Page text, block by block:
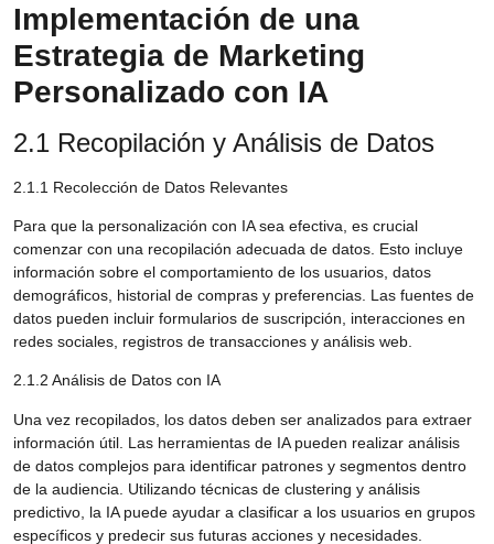
Implementación de una
Estrategia de Marketing
Personalizado con IA
2.1 Recopilación y Análisis de Datos
2.1.1 Recolección de Datos Relevantes
Para que la personalización con IA sea efectiva, es crucial
comenzar con una recopilación adecuada de datos. Esto incluye
información sobre el comportamiento de los usuarios, datos
demográficos, historial de compras y preferencias. Las fuentes de
datos pueden incluir formularios de suscripción, interacciones en
redes sociales, registros de transacciones y análisis web.
2.1.2 Análisis de Datos con IA
Una vez recopilados, los datos deben ser analizados para extraer
información útil. Las herramientas de IA pueden realizar análisis
de datos complejos para identificar patrones y segmentos dentro
de la audiencia. Utilizando técnicas de clustering y análisis
predictivo, la IA puede ayudar a clasificar a los usuarios en grupos
específicos y predecir sus futuras acciones y necesidades.